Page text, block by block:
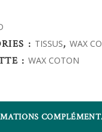
: TISSUS,WAX
:WAX COTON